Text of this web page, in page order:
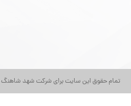
تمام حقوق این سایت برای شرکت شهد